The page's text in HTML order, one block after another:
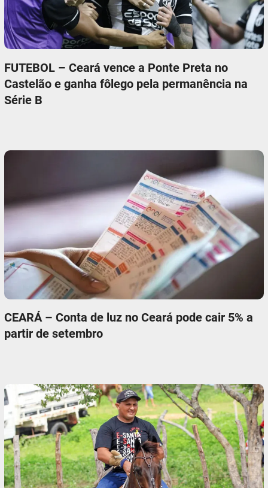
FUTEBOL – Ceará vence a Ponte Preta no
Castelão e ganha fôlego pela permanência na
Série B
CEARÁ – Conta de luz no Ceará pode cair 5% a
partir de setembro